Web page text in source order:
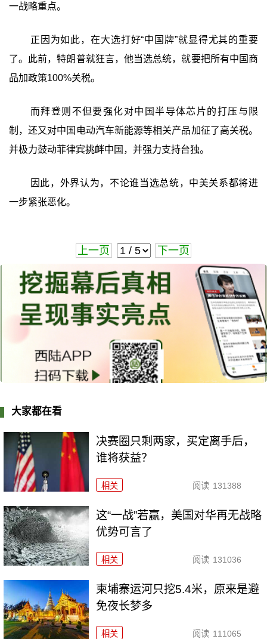
一战略重点。
正因为如此，在大选打好“中国牌”就显得尤其的重要
了。此前，特朗普就狂言，他当选总统，就要把所有中国商
品加政策100%关税。
而拜登则不但要强化对中国半导体芯片的打压与限
制，还又对中国电动汽车新能源等相关产品加征了高关税。
并极力鼓动菲律宾挑衅中国，并强力支持台独。
因此，外界认为，不论谁当选总统，中美关系都将进
一步紧张恶化。
上一页 下一页
大家都在看
决赛圈只剩两家，买定离手后，
谁将获益？
相关 阅读 131388
这“一战”若赢，美国对华再无战略
优势可言了
相关 阅读 131036
柬埔寨运河只挖5.4米，原来是避
免夜长梦多
相关 阅读 111065